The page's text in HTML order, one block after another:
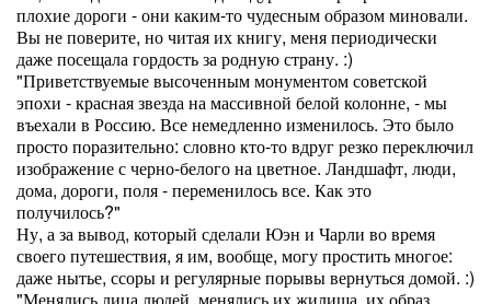
плохие дороги - они каким-то чудесным образом миновали.
Вы не поверите, но читая их книгу, меня периодически
даже посещала гордость за родную страну. :)
"Приветствуемые высоченным монументом советской
эпохи - красная звезда на массивной белой колонне, - мы
въехали в Россию. Все немедленно изменилось. Это было
просто поразительно: словно кто-то вдруг резко переключил
изображение с черно-белого на цветное. Ландшафт, люди,
дома, дороги, поля - переменилось все. Как это
получилось?"
Ну, а за вывод, который сделали Юэн и Чарли во время
своего путешествия, я им, вообще, могу простить многое:
даже нытье, ссоры и регулярные порывы вернуться домой. :)